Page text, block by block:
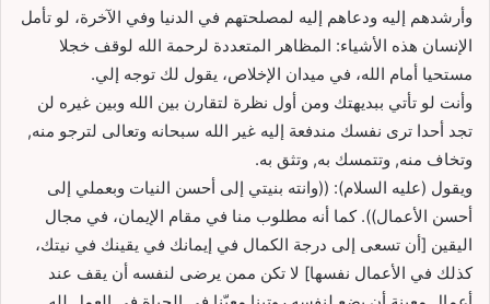
وأرشدهم إليه ودعاهم إليه لمصلحتهم في الدنيا وفي الآخرة، لو تأمل
الإنسان هذه الأشياء: المظاهر المتعددة لرحمة الله لوقف خجلا
مستحيا أمام الله، في ميدان الإخلاص، يقول لك توجه إلي.
وأنت لو تأتي ببديهتك ومن أول نظرة لتقارن بين الله وبين غيره لن
تجد أحدا ترى نفسك مندفعة إليه غير الله سبحانه وتعالى لترجو منه,
وتخاف منه, وتتمسك به, وتثق به.
ويقول (عليه السلام): ((وانته بنيتي إلى أحسن النيات وبعملي إلى
أحسن الأعمال)). كما أنه مطلوب منا في مقام الإيمان، في مجال
اليقين [أن تسعى إلى درجة الكمال في إيمانك في يقينك في نيتك،
كذلك في الأعمال نفسها] لا تكن ممن يرضى لنفسه أن يقف عند